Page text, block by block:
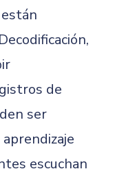
de
ser
escuchan